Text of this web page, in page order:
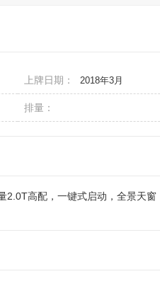
上牌日期： 2018年3月
排量：
2.0T高配，一键式启动，全景天